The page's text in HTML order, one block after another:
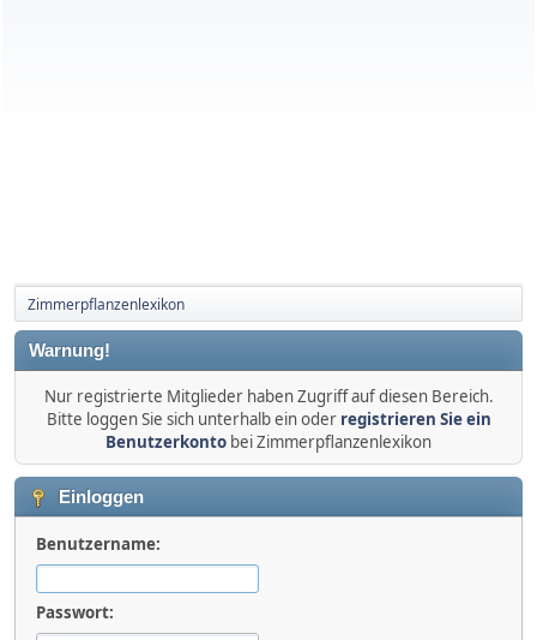
Zimmerpflanzenlexikon
Warnung!
Nur registrierte Mitglieder haben Zugriff auf diesen Bereich.
Bitte loggen Sie sich unterhalb ein oder registrieren Sie ein
Benutzerkonto bei Zimmerpflanzenlexikon
Einloggen
Benutzername:
Passwort: